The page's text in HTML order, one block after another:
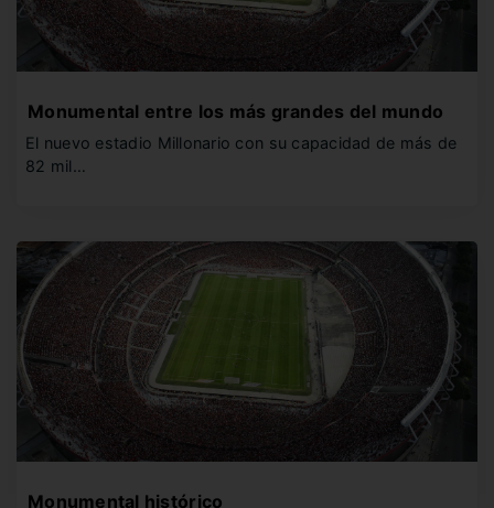
Monumental entre los más grandes del mundo
El nuevo estadio Millonario con su capacidad de más de
82 mil…
Monumental histórico